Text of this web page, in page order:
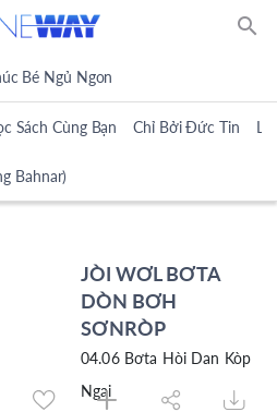
search
Bé Ngủ Ngon
Sách Cùng Bạn Chỉ Bởi Đức Tin
Bahnar)
JÒI WƠL BƠTA
DÒN BƠH
SƠNRÒP
04.06 Bơta Hòi Dan Kòp
Ngai